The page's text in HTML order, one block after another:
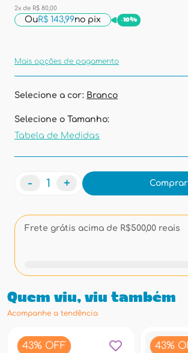
2x de R$ 80,00
OuR$ 143,99no pix -10%
Mais opções de pagamento
Selecione a cor: Branco
Selecione o Tamanho:
Tabela de Medidas
- + Comprar
Frete grátis acima de R$500,00 reais
Quem viu, viu também
Acompanhe a tendência
43% OFF 43%